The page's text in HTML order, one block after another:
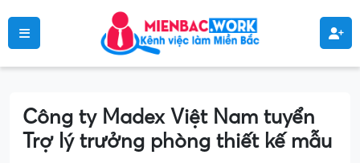
Công ty Madex Việt Nam tuyển
Trợ lý trưởng phòng thiết kế mẫu